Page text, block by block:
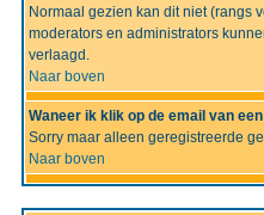
Normaal gezien kan dit niet (rangs
moderators en administrators
verlaagd.
Naar boven
Waneer ik klik op de email van
Sorry maar alleen geregistreerde
Naar boven